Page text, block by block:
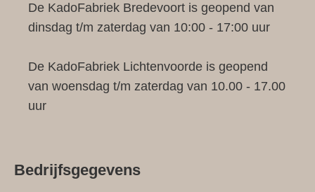
De KadoFabriek Bredevoort is geopend van
dinsdag t/m zaterdag van 10:00 - 17:00 uur
De KadoFabriek Lichtenvoorde is geopend
van woensdag t/m zaterdag van 10.00 - 17.00
uur
Bedrijfsgegevens